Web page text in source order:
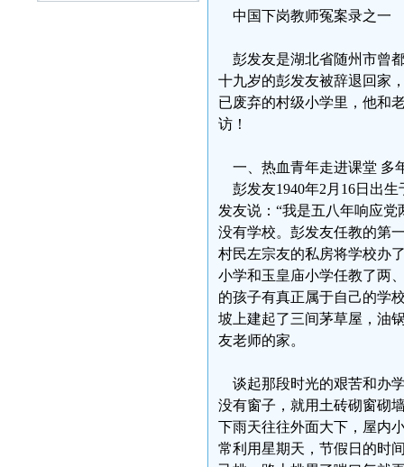
中国下岗教师冤案录之一
彭发友是湖北省随州市曾
十九岁的彭发友被辞退回家
已废弃的村级小学里，他和
访！
一、热血青年走进课堂 多
彭发友1940年2月16日出生
发友说：“我是五八年响应
没有学校。彭发友任教的第
村民左宗友的私房将学校办
小学和玉皇庙小学任教了两
的孩子有真正属于自己的学
坡上建起了三间茅草屋，油
友老师的家。
谈起那段时光的艰苦和办
没有窗子，就用土砖砌窗砌
下雨天往往外面大下，屋内
常利用星期天，节假日的时